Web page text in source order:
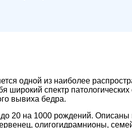
одной из наиболее
спектр патологических
вывиха бедра.
20 на 1000 рождений. Описаны
олигогидрамнионы,